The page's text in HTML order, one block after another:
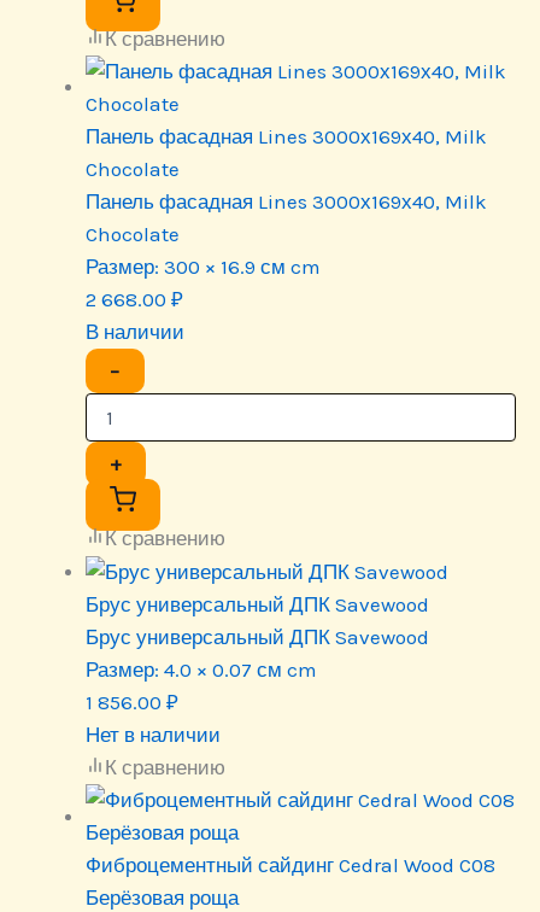
К сравнению
Панель фасадная Lines 3000х169х40, Milk
Chocolate
Панель фасадная Lines 3000х169х40, Milk
Chocolate
Размер: 300 × 16.9 см cm
2 668.00 ₽
В наличии
−
+
К сравнению
Брус универсальный ДПК Savewood
Брус универсальный ДПК Savewood
Размер: 4.0 × 0.07 см cm
1 856.00 ₽
Нет в наличии
К сравнению
Фиброцементный сайдинг Cedral Wood C08
Берёзовая роща